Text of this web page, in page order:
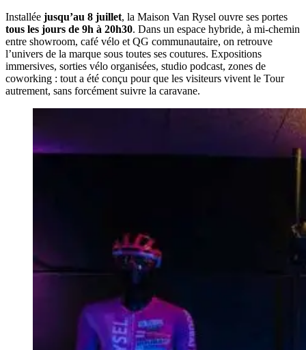
Installée jusqu’au 8 juillet, la Maison Van Rysel ouvre ses portes
tous les jours de 9h à 20h30. Dans un espace hybride, à mi-chemin
entre showroom, café vélo et QG communautaire, on retrouve
l’univers de la marque sous toutes ses coutures. Expositions
immersives, sorties vélo organisées, studio podcast, zones de
coworking : tout a été conçu pour que les visiteurs vivent le Tour
autrement, sans forcément suivre la caravane.